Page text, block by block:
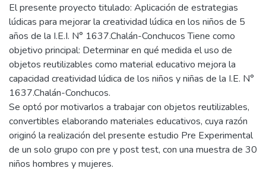
El presente proyecto titulado: Aplicación de estrategias
lúdicas para mejorar la creatividad lúdica en los niños de 5
años de la I.E.I. N° 1637.Chalán-Conchucos Tiene como
objetivo principal: Determinar en qué medida el uso de
objetos reutilizables como material educativo mejora la
capacidad creatividad lúdica de los niños y niñas de la I.E. N°
1637.Chalán-Conchucos.
Se optó por motivarlos a trabajar con objetos reutilizables,
convertibles elaborando materiales educativos, cuya razón
originó la realización del presente estudio Pre Experimental
de un solo grupo con pre y post test, con una muestra de 30
niños hombres y mujeres.